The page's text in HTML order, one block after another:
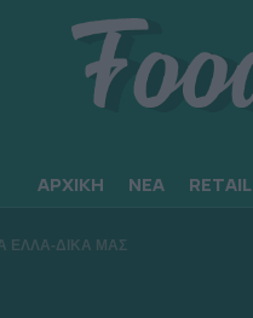
ΑΡΧΙΚΗ ΝΕΑ RETAIL
ΕΛΛΑ-ΔΙΚΑ ΜΑΣ